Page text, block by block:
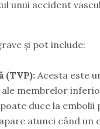
unui accident
și pot include:
(TVP):Acesta este
membrelor
duce la embolii
atunci când un